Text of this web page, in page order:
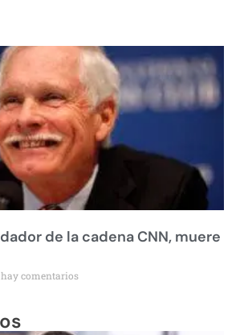
de la cadena CNN, muere
hay comentarios